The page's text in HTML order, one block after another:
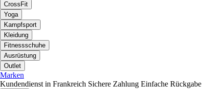
CrossFit
Yoga
Kampfsport
Kleidung
Fitnessschuhe
Ausrüstung
Outlet
Marken
Kundendienst in Frankreich Sichere Zahlung Einfache Rückgabe